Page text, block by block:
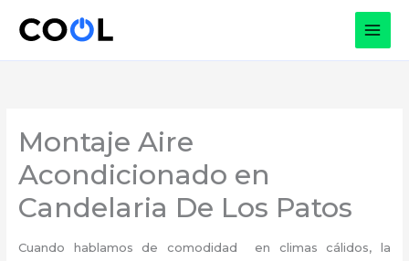
Montaje Aire
Acondicionado en
Candelaria De Los Patos
Cuando hablamos de comodidad en climas cálidos, la